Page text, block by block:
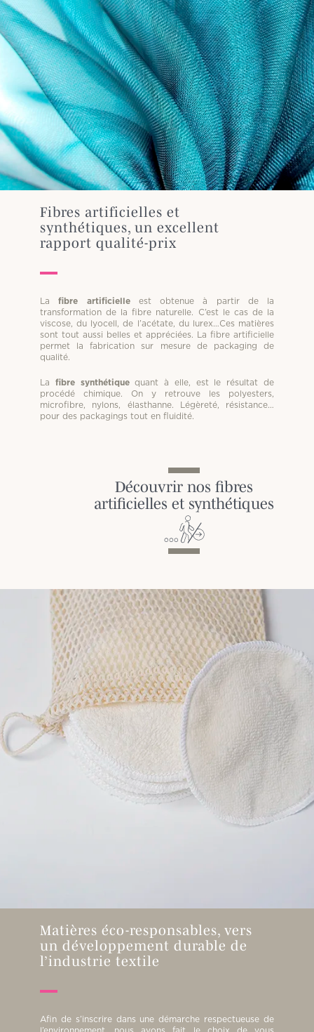
Fibres artificielles et
synthétiques, un excellent
rapport qualité-prix
Lafibre artificielleest obtenue à partir de la
transformation de la fibre naturelle. C’est le cas de la
viscose, du lyocell, de l’acétate, du lurex…Ces matières
sont tout aussi belles et appréciées. La fibre artificielle
permet la fabrication sur mesure de packaging de
qualité.
La fibre synthétiquequant à elle, est le résultat de
procédé chimique. On y retrouve les polyesters,
microfibre, nylons, élasthanne. Légèreté, résistance…
pour des packagings tout en fluidité.
Découvrir nos fibres
artificielles et synthétiques
Matières éco-responsables, vers
un développement durable de
l’industrie textile
Afin de s’inscrire dans une démarche respectueuse de